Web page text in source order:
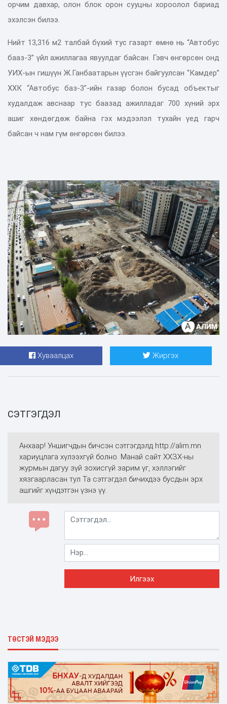
орчим давхар, олон блок орон сууцны хороолол бариад
эхэлсэн билээ.
Нийт 13,316 м2 талбай бүхий тус газарт өмнө нь “Автобус
бааз-3” үйл ажиллагаа явуулдаг байсан. Гэвч өнгөрсөн онд
УИХ-ын гишүүн Ж.Ганбаатарын үүсгэн байгуулсан “Камдер”
ХХК “Автобус баз-3”-ийн газар болон бусад объектыг
худалдаж авснаар тус баазад ажилладаг 700 хүний эрх
ашиг хөндөгдөж байна гэх мэдээлэл тухайн үед гарч
байсан ч нам гүм өнгөрсөн билээ.
Хуваалцах Жиргэх
СЭТГЭГДЭЛ
Анхаар! Уншигчдын бичсэн сэтгэгдэлд http://alim.mn
хариуцлага хүлээхгүй болно. Манай сайт ХХЗХ-ны
журмын дагуу зүй зохисгүй зарим үг, хэллэгийг
хязгаарласан тул Та сэтгэгдэл бичихдээ бусдын эрх
ашгийг хүндэтгэн үзнэ үү.
ТӨСТЭЙ МЭДЭЭ